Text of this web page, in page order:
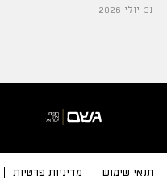
31 יולי 2026
תנאי שימוש מדיניות פרטיות